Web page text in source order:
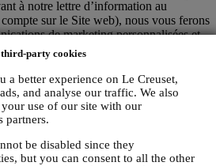
third-party cookies
a better experience on Le Creuset,
and analyse our traffic. We also
use of our site with our
partners.
be disabled since they
but you can consent to all the other
à notre lettre d’information au
sur le Site web), nous vous ferons
de marketing personnalisées et
les initiatives lancées par Le Creuset
de son groupe, ou par ses affiliés et
en fonction de vos préférences. Nous
e-mail, par SMS ou par les réseaux
utilisant des moyens automatisés. De
seront liées aux produits Le Creuset,
et démonstrations organisés par
spéciales qui pourraient vous